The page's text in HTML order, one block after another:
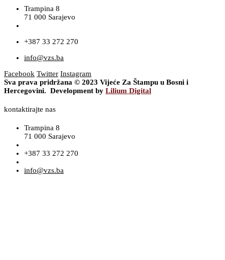
Trampina 8
71 000 Sarajevo
+387 33 272 270
info@vzs.ba
Facebook Twitter Instagram
Sva prava pridržana © 2023 Vijeće Za Štampu u Bosni i
Hercegovini. Development by Lilium Digital
kontaktirajte nas
Trampina 8
71 000 Sarajevo
+387 33 272 270
info@vzs.ba